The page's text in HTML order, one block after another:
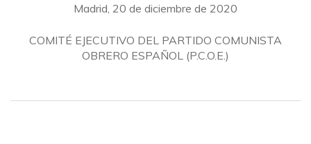
Madrid, 20 de diciembre de 2020
COMITÉ EJECUTIVO DEL PARTIDO COMUNISTA
OBRERO ESPAÑOL (P.C.O.E.)